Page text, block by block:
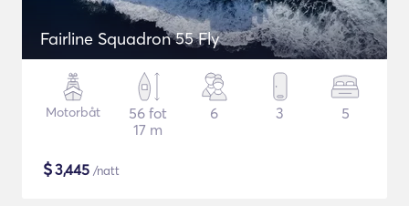
Fairline Squadron 55 Fly
Motorbåt
56 fot
17 m
6 3 5
$3,445 /natt